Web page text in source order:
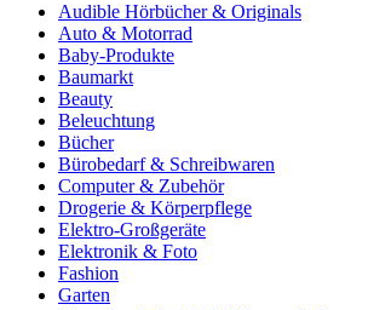
Audible Hörbücher & Originals
Auto & Motorrad
Baby-Produkte
Baumarkt
Beauty
Beleuchtung
Bücher
Bürobedarf & Schreibwaren
Computer & Zubehör
Drogerie & Körperpflege
Elektro-Großgeräte
Elektronik & Foto
Fashion
Garten